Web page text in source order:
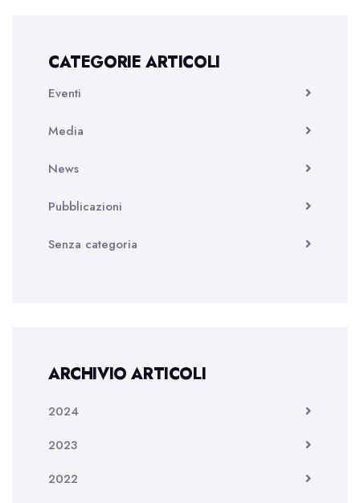
CATEGORIE ARTICOLI
Eventi
Media
News
Pubblicazioni
Senza categoria
ARCHIVIO ARTICOLI
2024
2023
2022